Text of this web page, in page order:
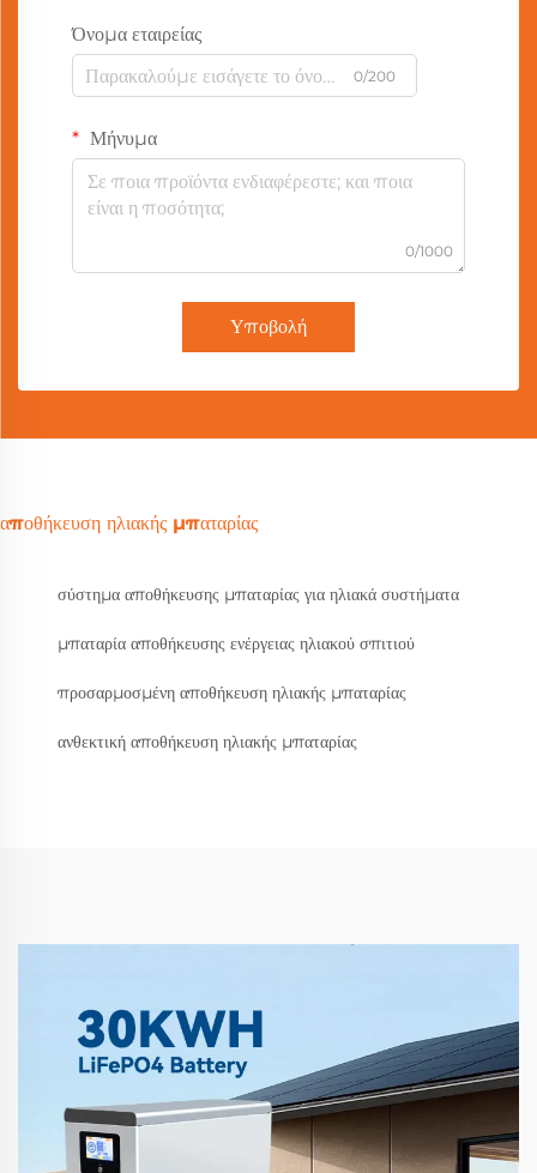
Όνομα εταιρείας
0/200
Μήνυμα
0/1000
Υποβολή
αποθήκευση ηλιακής μπαταρίας
σύστημα αποθήκευσης μπαταρίας για ηλιακά συστήματα
μπαταρία αποθήκευσης ενέργειας ηλιακού σπιτιού
προσαρμοσμένη αποθήκευση ηλιακής μπαταρίας
ανθεκτική αποθήκευση ηλιακής μπαταρίας